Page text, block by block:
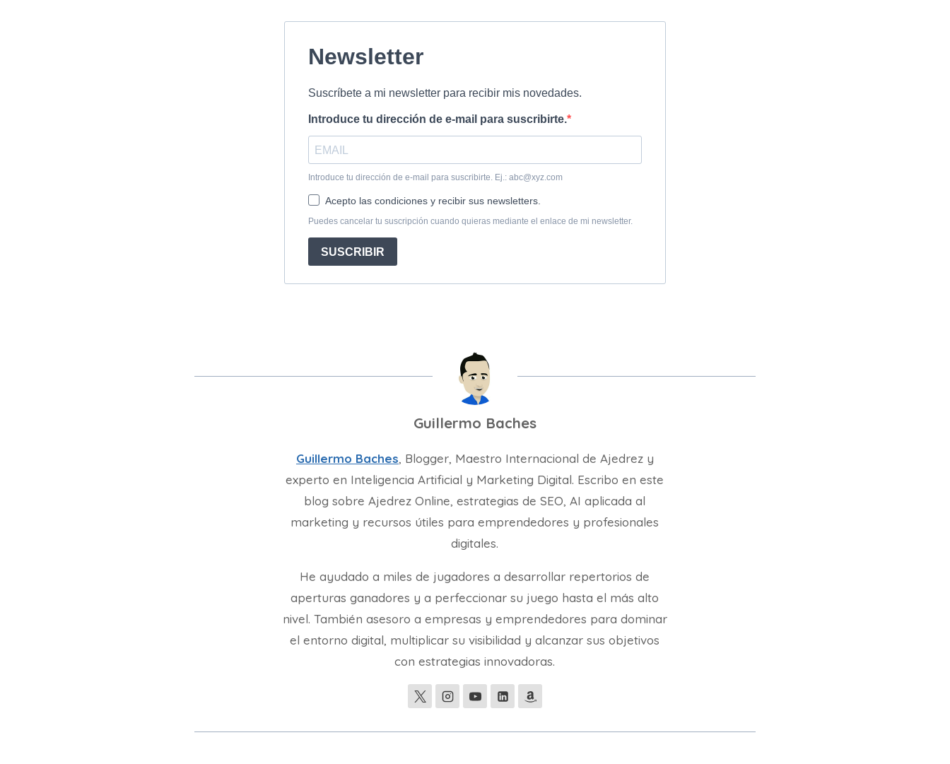
Guillermo Baches
Guillermo Baches, Blogger, Maestro Internacional de Ajedrez y
experto en Inteligencia Artificial y Marketing Digital. Escribo en este
blog sobre Ajedrez Online, estrategias de SEO, AI aplicada al
marketing y recursos útiles para emprendedores y profesionales
digitales.
He ayudado a miles de jugadores a desarrollar repertorios de
aperturas ganadores y a perfeccionar su juego hasta el más alto
nivel. También asesoro a empresas y emprendedores para dominar
el entorno digital, multiplicar su visibilidad y alcanzar sus objetivos
con estrategias innovadoras.